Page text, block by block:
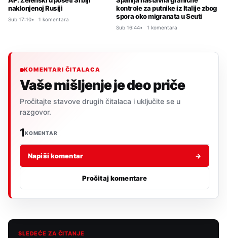
naklonjenoj Rusiji
Sub 17:10 1 komentara
kontrole za putnike iz Italije zbog
spora oko migranata u Seuti
Sub 16:44 1 komentara
KOMENTARI ČITALACA
Vaše mišljenje je deo priče
Pročitajte stavove drugih čitalaca i uključite se u
razgovor.
1KOMENTAR
Napiši komentar →
Pročitaj komentare
SLEDEĆE ZA ČITANJE